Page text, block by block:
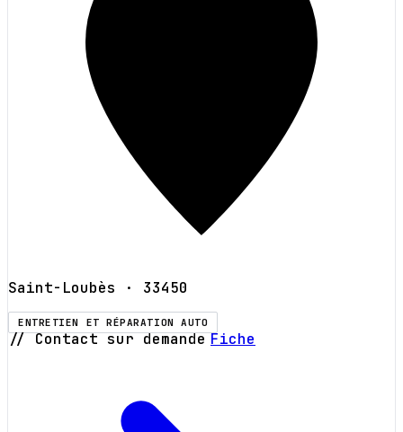
Saint-Loubès · 33450
ENTRETIEN ET RÉPARATION AUTO
// Contact sur demande Fiche